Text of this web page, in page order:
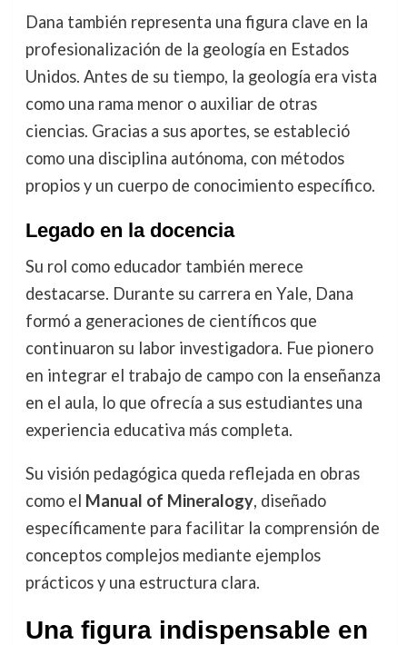
Dana también representa una figura clave en la
profesionalización de la geología en Estados
Unidos. Antes de su tiempo, la geología era vista
como una rama menor o auxiliar de otras
ciencias. Gracias a sus aportes, se estableció
como una disciplina autónoma, con métodos
propios y un cuerpo de conocimiento específico.
Legado en la docencia
Su rol como educador también merece
destacarse. Durante su carrera en Yale, Dana
formó a generaciones de científicos que
continuaron su labor investigadora. Fue pionero
en integrar el trabajo de campo con la enseñanza
en el aula, lo que ofrecía a sus estudiantes una
experiencia educativa más completa.
Su visión pedagógica queda reflejada en obras
como el Manual of Mineralogy, diseñado
específicamente para facilitar la comprensión de
conceptos complejos mediante ejemplos
prácticos y una estructura clara.
Una figura indispensable en